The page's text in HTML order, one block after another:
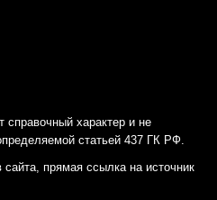
справочный характер и не
статьей 437 ГК РФ.
прямая ссылка на источник